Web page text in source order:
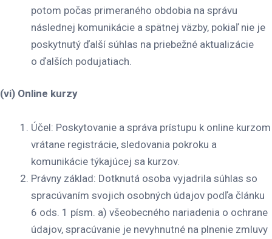
potom počas primeraného obdobia na správu
následnej komunikácie a spätnej väzby, pokiaľ nie je
poskytnutý ďalší súhlas na priebežné aktualizácie
o ďalších podujatiach.
(vi) Online kurzy
Účel: Poskytovanie a správa prístupu k online kurzom
vrátane registrácie, sledovania pokroku a
komunikácie týkajúcej sa kurzov.
Právny základ: Dotknutá osoba vyjadrila súhlas so
spracúvaním svojich osobných údajov podľa článku
6 ods. 1 písm. a) všeobecného nariadenia o ochrane
údajov, spracúvanie je nevyhnutné na plnenie zmluvy